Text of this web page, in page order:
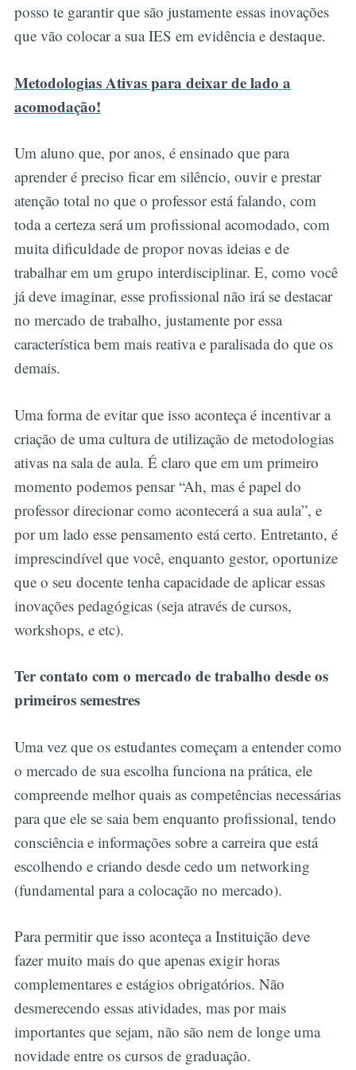
posso te garantir que são justamente essas inovações
que vão colocar a sua IES em evidência e destaque.
Metodologias Ativas para deixar de lado a
acomodação!
Um aluno que, por anos, é ensinado que para
aprender é preciso ficar em silêncio, ouvir e prestar
atenção total no que o professor está falando, com
toda a certeza será um profissional acomodado, com
muita dificuldade de propor novas ideias e de
trabalhar em um grupo interdisciplinar. E, como você
já deve imaginar, esse profissional não irá se destacar
no mercado de trabalho, justamente por essa
característica bem mais reativa e paralisada do que os
demais.
Uma forma de evitar que isso aconteça é incentivar a
criação de uma cultura de utilização de metodologias
ativas na sala de aula. É claro que em um primeiro
momento podemos pensar “Ah, mas é papel do
professor direcionar como acontecerá a sua aula”, e
por um lado esse pensamento está certo. Entretanto, é
imprescindível que você, enquanto gestor, oportunize
que o seu docente tenha capacidade de aplicar essas
inovações pedagógicas (seja através de cursos,
workshops, e etc).
Ter contato com o mercado de trabalho desde os
primeiros semestres
Uma vez que os estudantes começam a entender como
o mercado de sua escolha funciona na prática, ele
compreende melhor quais as competências necessárias
para que ele se saia bem enquanto profissional, tendo
consciência e informações sobre a carreira que está
escolhendo e criando desde cedo um networking
(fundamental para a colocação no mercado).
Para permitir que isso aconteça a Instituição deve
fazer muito mais do que apenas exigir horas
complementares e estágios obrigatórios. Não
desmerecendo essas atividades, mas por mais
importantes que sejam, não são nem de longe uma
novidade entre os cursos de graduação.